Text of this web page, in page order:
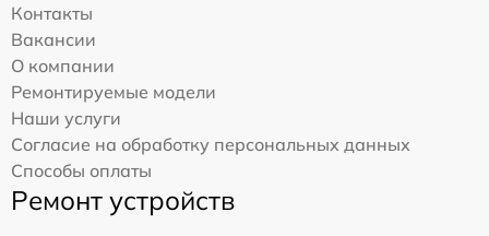
Контакты
Вакансии
О компании
Ремонтируемые модели
Наши услуги
Согласие на обработку персональных данных
Способы оплаты
Ремонт устройств